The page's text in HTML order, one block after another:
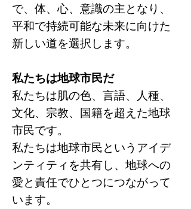
で、体、心、意識の主となり、
平和で持続可能な未来に向けた
新しい道を選択します。
私たちは地球市民だ
私たちは肌の色、言語、人種、
文化、宗教、国籍を超えた地球
市民です。
私たちは地球市民というアイデ
ンティティを共有し、地球への
愛と責任でひとつにつながって
います。